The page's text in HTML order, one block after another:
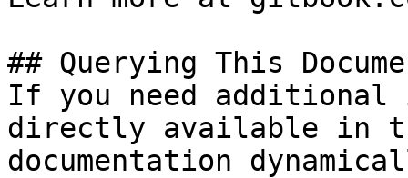
## Querying This
If you need
directly available in
documentation